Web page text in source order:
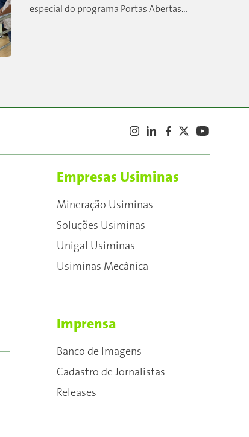
especial do programa Portas Abertas,
Empresas Usiminas
Mineração Usiminas
Soluções Usiminas
Unigal Usiminas
Usiminas Mecânica
Imprensa
Banco de Imagens
Cadastro de Jornalistas
Releases